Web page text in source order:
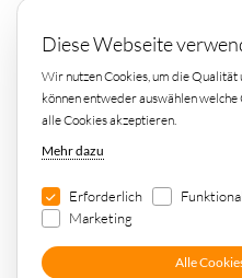
Diese Webseite
Wir nutzen Cookies, um die
können entweder auswählen welche
alle Cookies akzeptieren.
Mehr dazu
Erforderlich Funktional
Marketing
Alle
Tarife
einfach
online